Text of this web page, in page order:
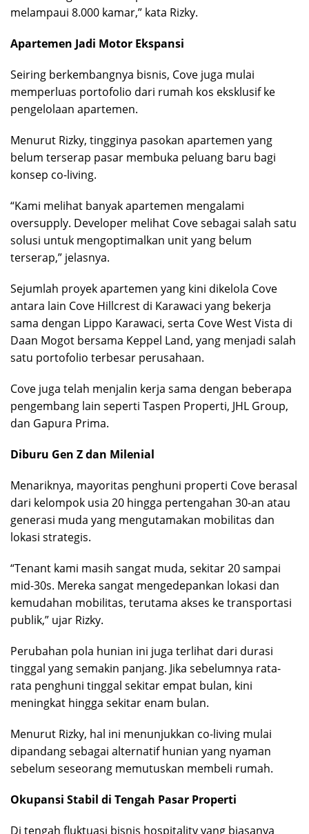
melampaui 8.000 kamar,” kata Rizky.
Apartemen Jadi Motor Ekspansi
Seiring berkembangnya bisnis, Cove juga mulai
memperluas portofolio dari rumah kos eksklusif ke
pengelolaan apartemen.
Menurut Rizky, tingginya pasokan apartemen yang
belum terserap pasar membuka peluang baru bagi
konsep co-living.
“Kami melihat banyak apartemen mengalami
oversupply. Developer melihat Cove sebagai salah satu
solusi untuk mengoptimalkan unit yang belum
terserap,” jelasnya.
Sejumlah proyek apartemen yang kini dikelola Cove
antara lain Cove Hillcrest di Karawaci yang bekerja
sama dengan Lippo Karawaci, serta Cove West Vista di
Daan Mogot bersama Keppel Land, yang menjadi salah
satu portofolio terbesar perusahaan.
Cove juga telah menjalin kerja sama dengan beberapa
pengembang lain seperti Taspen Properti, JHL Group,
dan Gapura Prima.
Diburu Gen Z dan Milenial
Menariknya, mayoritas penghuni properti Cove berasal
dari kelompok usia 20 hingga pertengahan 30-an atau
generasi muda yang mengutamakan mobilitas dan
lokasi strategis.
“Tenant kami masih sangat muda, sekitar 20 sampai
mid-30s. Mereka sangat mengedepankan lokasi dan
kemudahan mobilitas, terutama akses ke transportasi
publik,” ujar Rizky.
Perubahan pola hunian ini juga terlihat dari durasi
tinggal yang semakin panjang. Jika sebelumnya rata-
rata penghuni tinggal sekitar empat bulan, kini
meningkat hingga sekitar enam bulan.
Menurut Rizky, hal ini menunjukkan co-living mulai
dipandang sebagai alternatif hunian yang nyaman
sebelum seseorang memutuskan membeli rumah.
Okupansi Stabil di Tengah Pasar Properti
Di tengah fluktuasi bisnis hospitality yang biasanya